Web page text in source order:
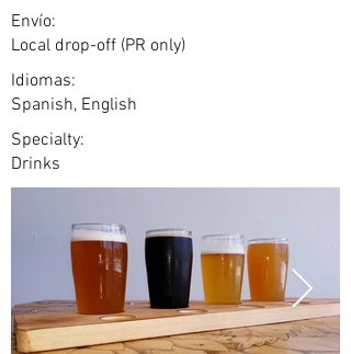
Envío:
Local drop-off (PR only)
Idiomas:
Spanish, English
Specialty:
Drinks